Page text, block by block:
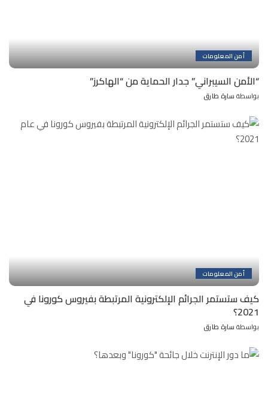
أمن المعلومات
“الأمن السيبراني” جدار الحماية من “الهاكرز”
Posted
بواسطة سارة طارق
أمن المعلومات
كيف ستستمر الجرائم الإلكترونية المرتبطة بفيروس كورونا في
2021؟
Posted
بواسطة سارة طارق